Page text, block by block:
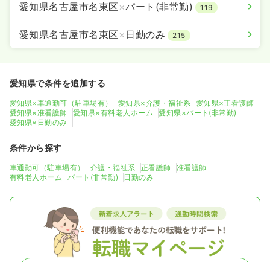
愛知県名古屋市名東区 ×パート(非常勤) 119
愛知県名古屋市名東区 × 日勤のみ 215
愛知県で条件を追加する
愛知県×車通勤可（駐車場有） 愛知県×介護・福祉系
愛知県×正看護師
愛知県×准看護師
愛知県×有料老人ホーム
愛知県×パート(非常勤)
愛知県×日勤のみ
条件から探す
車通勤可（駐車場有） 介護・福祉系 正看護師
准看護師
有料老人ホーム
パート(非常勤) 日勤のみ